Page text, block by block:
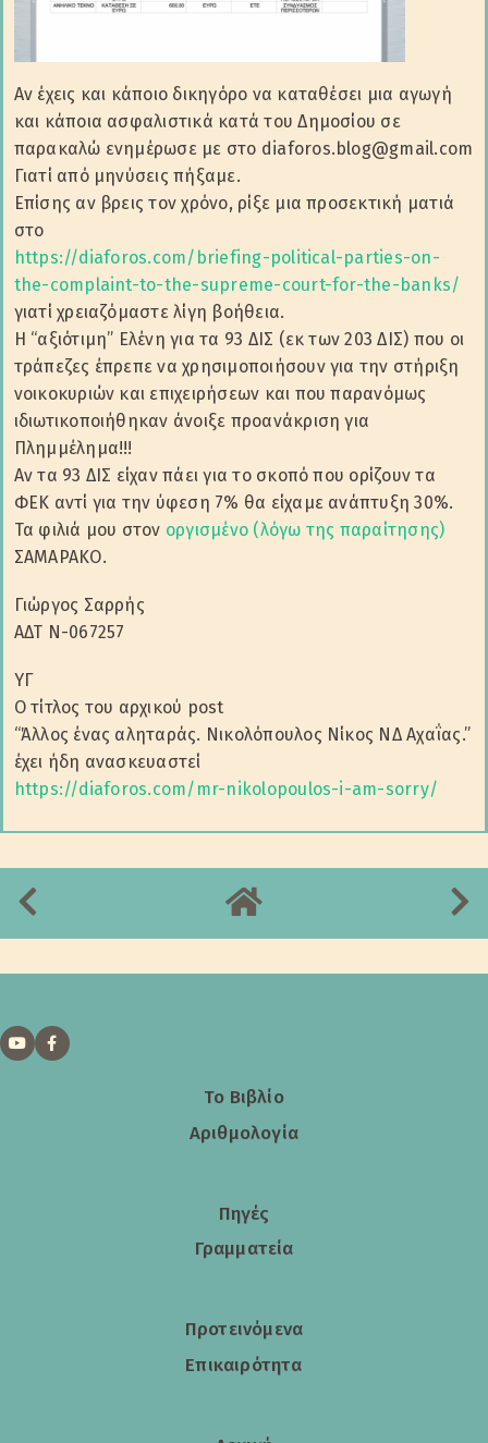
Αν έχεις και κάποιο δικηγόρο να καταθέσει μια αγωγή
και κάποια ασφαλιστικά κατά του Δημοσίου σε
παρακαλώ ενημέρωσε με στο diaforos.blog@gmail.com
Γιατί από μηνύσεις πήξαμε.
Επίσης αν βρεις τον χρόνο, ρίξε μια προσεκτική ματιά
στο
https://diaforos.com/briefing-political-parties-on-
the-complaint-to-the-supreme-court-for-the-banks/
γιατί χρειαζόμαστε λίγη βοήθεια.
Η “αξιότιμη” Ελένη για τα 93 ΔΙΣ (εκ των 203 ΔΙΣ) που οι
τράπεζες έπρεπε να χρησιμοποιήσουν για την στήριξη
νοικοκυριών και επιχειρήσεων και που παρανόμως
ιδιωτικοποιήθηκαν άνοιξε προανάκριση για
Πλημμέλημα!!!
Αν τα 93 ΔΙΣ είχαν πάει για το σκοπό που ορίζουν τα
ΦΕΚ αντί για την ύφεση 7% θα είχαμε ανάπτυξη 30%.
Τα φιλιά μου στον οργισμένο (λόγω της παραίτησης)
ΣΑΜΑΡΑΚΟ.
Γιώργος Σαρρής
ΑΔΤ Ν-067257
ΥΓ
Ο τίτλος του αρχικού post
“Άλλος ένας αληταράς. Νικολόπουλος Νίκος ΝΔ Αχαΐας.”
έχει ήδη ανασκευαστεί
https://diaforos.com/mr-nikolopoulos-i-am-sorry/
Το Βιβλίο
Αριθμολογία
Πηγές
Γραμματεία
Προτεινόμενα
Επικαιρότητα